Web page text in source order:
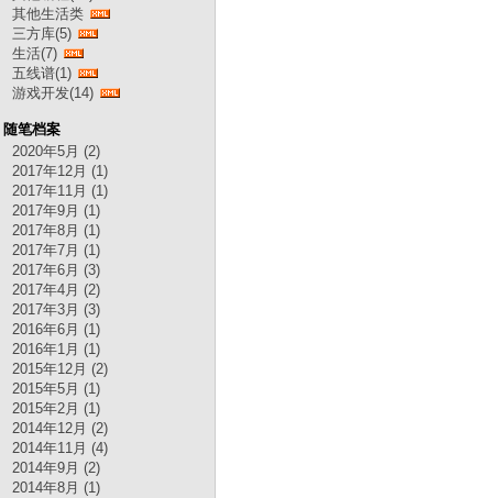
其他生活类
三方库(5)
生活(7)
五线谱(1)
游戏开发(14)
随笔档案
2020年5月 (2)
2017年12月 (1)
2017年11月 (1)
2017年9月 (1)
2017年8月 (1)
2017年7月 (1)
2017年6月 (3)
2017年4月 (2)
2017年3月 (3)
2016年6月 (1)
2016年1月 (1)
2015年12月 (2)
2015年5月 (1)
2015年2月 (1)
2014年12月 (2)
2014年11月 (4)
2014年9月 (2)
2014年8月 (1)